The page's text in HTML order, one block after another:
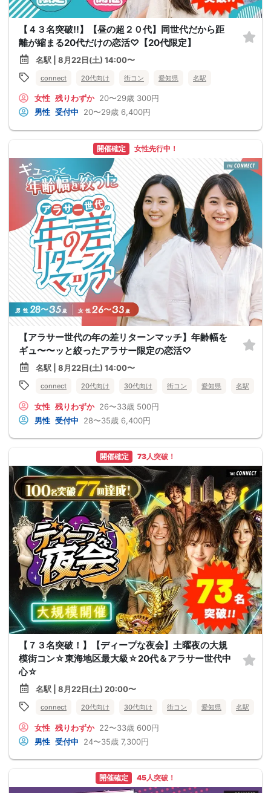
【４３名突破!!】【昼の超２０代】同世代だから距
離が縮まる20代だけの恋活♡【20代限定】
名駅 | 8月22日(土) 14:00〜
connect 20代向け 街コン 愛知県 名駅
女性 残りわずか 20〜29歳 300円
男性 受付中 20〜29歳 6,400円
開催確定 女性先行中！
【アラサー世代の年の差リターンマッチ】年齢幅を
ギュ〜〜ッと絞ったアラサー限定の恋活♡
名駅 | 8月22日(土) 14:00〜
connect 20代向け 30代向け 街コン 愛知県 名駅
女性 残りわずか 26〜33歳 500円
男性 受付中 28〜35歳 6,400円
開催確定 73人突破！
【７３名突破！】【ディープな夜会】土曜夜の大規
模街コン☆東海地区最大級☆20代＆アラサー世代中
心☆
名駅 | 8月22日(土) 20:00〜
connect 20代向け 30代向け 街コン 愛知県 名駅
女性 残りわずか 22〜33歳 600円
男性 受付中 24〜35歳 7,300円
開催確定 45人突破！